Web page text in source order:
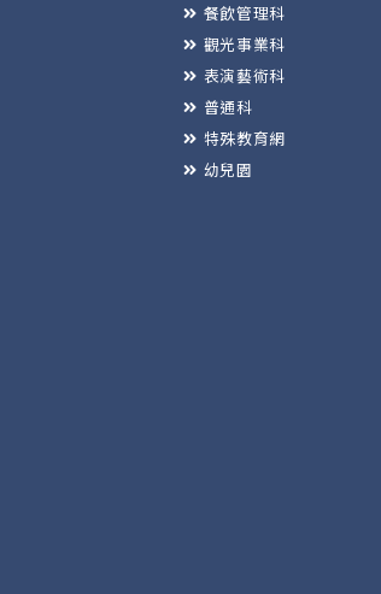
餐飲管理科
觀光事業科
表演藝術科
普通科
特殊教育網
幼兒園